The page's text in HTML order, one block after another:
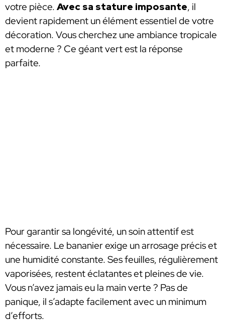
votre pièce. Avec sa stature imposante, il
devient rapidement un élément essentiel de votre
décoration. Vous cherchez une ambiance tropicale
et moderne ? Ce géant vert est la réponse
parfaite.
Pour garantir sa longévité, un soin attentif est
nécessaire. Le bananier exige un arrosage précis et
une humidité constante. Ses feuilles, régulièrement
vaporisées, restent éclatantes et pleines de vie.
Vous n’avez jamais eu la main verte ? Pas de
panique, il s’adapte facilement avec un minimum
d’efforts.